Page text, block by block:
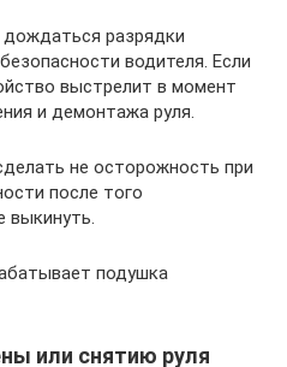
разрядки
водителя. Если
выстрелит в момент
и демонтажа руля.
не осторожность при
после того
выкинуть.
подушка
или снятию руля